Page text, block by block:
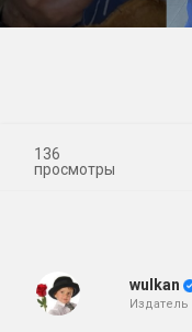
136
просмотры
wulkan
Издатель